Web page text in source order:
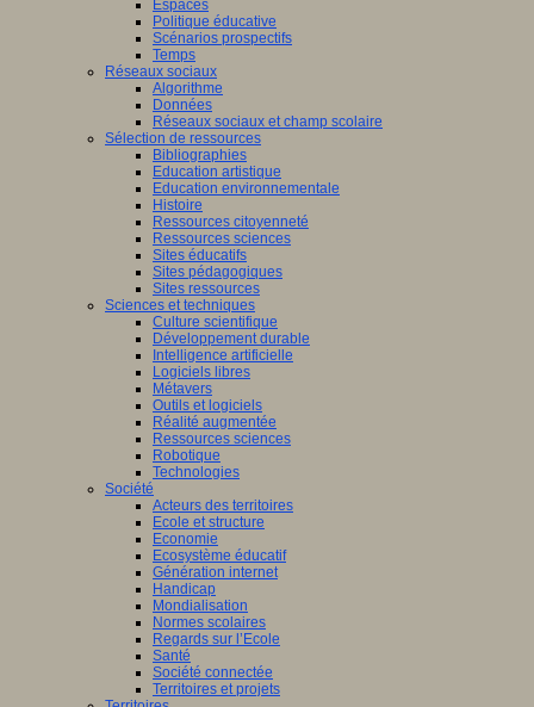
Espaces
Politique éducative
Scénarios prospectifs
Temps
Réseaux sociaux
Algorithme
Données
Réseaux sociaux et champ scolaire
Sélection de ressources
Bibliographies
Education artistique
Education environnementale
Histoire
Ressources citoyenneté
Ressources sciences
Sites éducatifs
Sites pédagogiques
Sites ressources
Sciences et techniques
Culture scientifique
Développement durable
Intelligence artificielle
Logiciels libres
Métavers
Outils et logiciels
Réalité augmentée
Ressources sciences
Robotique
Technologies
Société
Acteurs des territoires
Ecole et structure
Economie
Ecosystème éducatif
Génération internet
Handicap
Mondialisation
Normes scolaires
Regards sur l’Ecole
Santé
Société connectée
Territoires et projets